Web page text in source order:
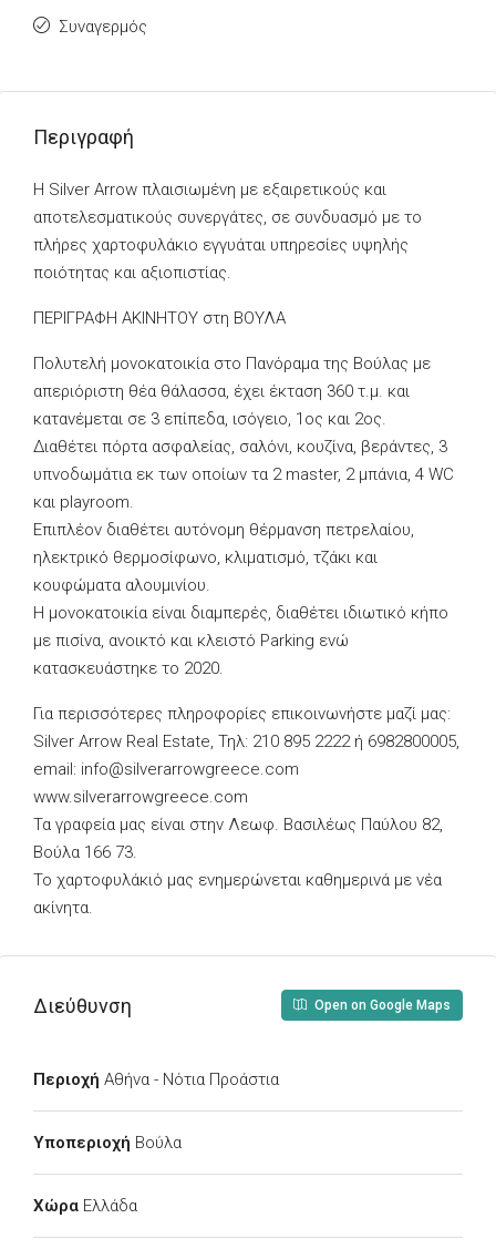
Συναγερμός
Περιγραφή
Η Silver Arrow πλαισιωμένη με εξαιρετικούς και
αποτελεσματικούς συνεργάτες, σε συνδυασμό με το
πλήρες χαρτοφυλάκιο εγγυάται υπηρεσίες υψηλής
ποιότητας και αξιοπιστίας.
ΠΕΡΙΓΡΑΦΗ ΑΚΙΝΗΤΟΥ στη ΒΟΥΛΑ
Πολυτελή μονοκατοικία στο Πανόραμα της Βούλας με
απεριόριστη θέα θάλασσα, έχει έκταση 360 τ.μ. και
κατανέμεται σε 3 επίπεδα, ισόγειο, 1ος και 2ος.
Διαθέτει πόρτα ασφαλείας, σαλόνι, κουζίνα, βεράντες, 3
υπνοδωμάτια εκ των οποίων τα 2 master, 2 μπάνια, 4 WC
και playroom.
Επιπλέον διαθέτει αυτόνομη θέρμανση πετρελαίου,
ηλεκτρικό θερμοσίφωνο, κλιματισμό, τζάκι και
κουφώματα αλουμινίου.
Η μονοκατοικία είναι διαμπερές, διαθέτει ιδιωτικό κήπο
με πισίνα, ανοικτό και κλειστό Parking ενώ
κατασκευάστηκε το 2020.
Για περισσότερες πληροφορίες επικοινωνήστε μαζί μας:
Silver Arrow Real Estate, Τηλ: 210 895 2222 ή 6982800005,
email: info@silverarrowgreece.com
www.silverarrowgreece.com
Τα γραφεία μας είναι στην Λεωφ. Βασιλέως Παύλου 82,
Βούλα 166 73.
Το χαρτοφυλάκιό μας ενημερώνεται καθημερινά με νέα
ακίνητα.
Διεύθυνση Open on Google Maps
Περιοχή Αθήνα - Νότια Προάστια
Υποπεριοχή Βούλα
Χώρα Ελλάδα